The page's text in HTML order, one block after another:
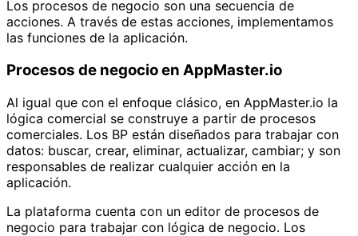
Los procesos de negocio son una secuencia de
acciones. A través de estas acciones, implementamos
las funciones de la aplicación.
Procesos de negocio en AppMaster.io
Al igual que con el enfoque clásico, en AppMaster.io la
lógica comercial se construye a partir de procesos
comerciales. Los BP están diseñados para trabajar con
datos: buscar, crear, eliminar, actualizar, cambiar; y son
responsables de realizar cualquier acción en la
aplicación.
La plataforma cuenta con un editor de procesos de
negocio para trabajar con lógica de negocio. Los